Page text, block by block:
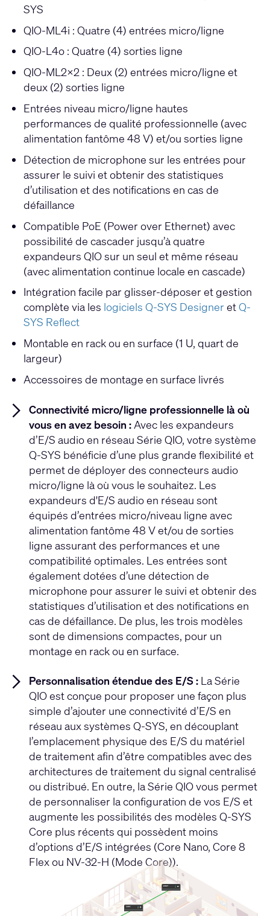
SYS
QIO-ML4i : Quatre (4) entrées micro/ligne
QIO-L4o : Quatre (4) sorties ligne
QIO-ML2x2 : Deux (2) entrées micro/ligne et
deux (2) sorties ligne
Entrées niveau micro/ligne hautes
performances de qualité professionnelle (avec
alimentation fantôme 48 V) et/ou sorties ligne
Détection de microphone sur les entrées pour
assurer le suivi et obtenir des statistiques
d’utilisation et des notifications en cas de
défaillance
Compatible PoE (Power over Ethernet) avec
possibilité de cascader jusqu’à quatre
expandeurs QIO sur un seul et même réseau
(avec alimentation continue locale en cascade)
Intégration facile par glisser-déposer et gestion
complète via les logiciels Q-SYS Designer etQ-
SYS Reflect
Montable en rack ou en surface (1 U, quart de
largeur)
Accessoires de montage en surface livrés
Connectivité micro/ligne professionnelle là où
vous en avez besoin :Avec les expandeurs
d’E/S audio en réseau Série QIO, votre système
Q-SYS bénéficie d’une plus grande flexibilité et
permet de déployer des connecteurs audio
micro/ligne là où vous le souhaitez. Les
expandeurs d'E/S audio en réseau sont
équipés d’entrées micro/niveau ligne avec
alimentation fantôme 48 V et/ou de sorties
ligne assurant des performances et une
compatibilité optimales. Les entrées sont
également dotées d’une détection de
microphone pour assurer le suivi et obtenir des
statistiques d’utilisation et des notifications en
cas de défaillance. De plus, les trois modèles
sont de dimensions compactes, pour un
montage en rack ou en surface.
Personnalisation étendue des E/S : La Série
QIO est conçue pour proposer une façon plus
simple d’ajouter une connectivité d’E/S en
réseau aux systèmes Q-SYS, en découplant
l’emplacement physique des E/S du matériel
de traitement afin d’être compatibles avec des
architectures de traitement du signal centralisé
ou distribué. En outre, la Série QIO vous permet
de personnaliser la configuration de vos E/S et
augmente les possibilités des modèles Q-SYS
Core plus récents qui possèdent moins
d’options d’E/S intégrées (Core Nano, Core 8
Flex ou NV-32-H (Mode Core)).